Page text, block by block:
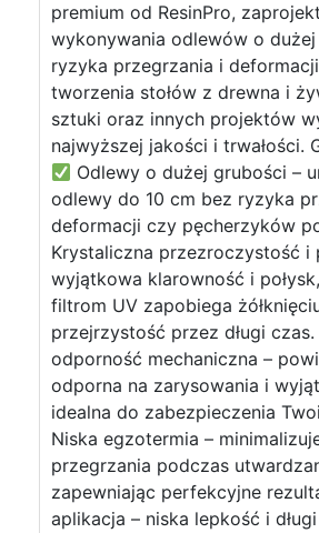
premium od ResinPro,
wykonywania odlewów o
ryzyka przegrzania i
tworzenia stołów z drewna i
sztuki oraz innych projektów
najwyższej jakości i trwałości.
Odlewy o dużej grubości –
odlewy do 10 cm bez ryzyka
deformacji czy pęcherzyków
Krystaliczna przezroczystość i
wyjątkowa klarowność i
filtrom UV zapobiega
przejrzystość przez długi czas.
odporność mechaniczna –
odporna na zarysowania i
idealna do zabezpieczenia
Niska egzotermia –
przegrzania podczas
zapewniając perfekcyjne
aplikacja – niska lepkość i